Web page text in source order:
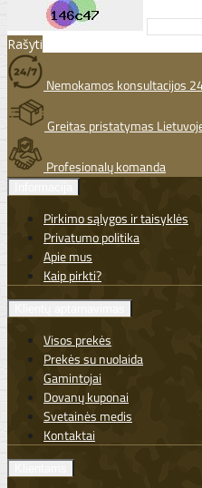
Rašyti
Nemokamos konsultacijos
Greitas pristatymas
Profesionalų komanda
Pirkimo sąlygos ir taisyklės
Privatumo politika
Apie mus
Kaip pirkti?
Visos prekės
Prekės su nuolaida
Gamintojai
Dovanų kuponai
Svetainės medis
Kontaktai